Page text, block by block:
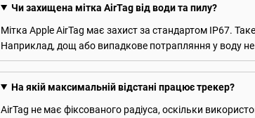
Чи захищена мітка AirTag від води та пилу?
Мітка Apple AirTag має захист за стандартом IP67.
Наприклад, дощ або випадкове потрапляння у воду
На якій максимальній відстані працює трекер?
AirTag не має фіксованого радіуса, оскільки